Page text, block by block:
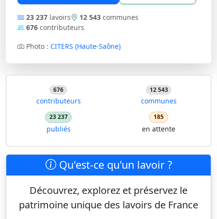
23 237 lavoirs 12 543 communes
676 contributeurs
Photo : CITERS (Haute-Saône)
676
contributeurs
12 543
communes
23 237
publiés
185
en attente
Qu'est-ce qu'un lavoir ?
Découvrez, explorez et préservez le
patrimoine unique des lavoirs de France